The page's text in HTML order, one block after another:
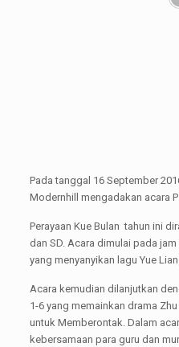
Pada tanggal 16 September
Modernhill mengadakan acara
Perayaan Kue Bulan tahun ini
dan SD. Acara dimulai pada
yang menyanyikan lagu Yue
Acara kemudian dilanjutkan
1-6 yang memainkan drama
untuk Memberontak. Dalam
kebersamaan para guru dan